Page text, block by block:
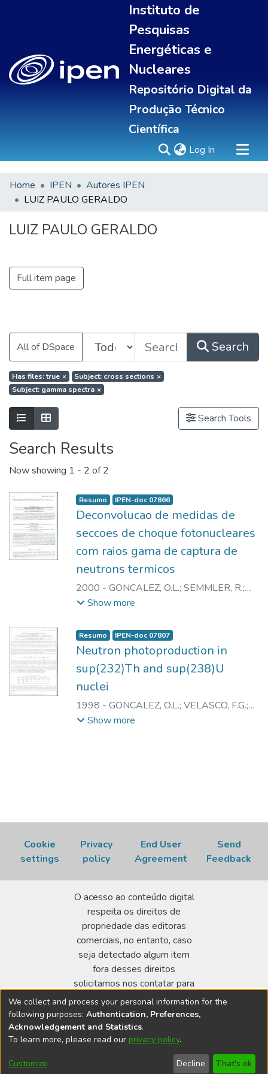
Instituto de
Pesquisas
Energéticas e
Nucleares
Repositório Digital da
Produção Técnico
Científica
Log In (current)
Sobre
All of DSpace
Home IPEN
Autores IPEN
LUIZ PAULO GERALDO
LUIZ PAULO GERALDO
Full item page
All of DSpace Search
Has files: true × Subject: cross sections ×
Subject: gamma spectra ×
Search Tools
Search Results
Now showing 1 - 2 of 2
Resumo IPEN-doc 07866
Deconvolucao de medidas de
seccoes de choque fotonucleares
com raios gama de captura de
neutrons termicos
2000 - GONCALEZ, O.L.; SEMMLER, R.;
GERALDO, L.P.
Show more
Resumo IPEN-doc 07807
Neutron photoproduction in
sup(232)Th and sup(238)U
nuclei
1998 - GONCALEZ, O.L.; VELASCO, F.G.;
MESA HORMAZA, J.
Show more
Cookie
settings
Privacy
policy
End User
Agreement
Send
Feedback
O acesso ao conteúdo digital
respeita os direitos de
propriedade das editoras
comerciais, no entanto, caso
seja detectado algum item
fora desses direitos
solicitamos nos contatar para
realizar a regularização.
Biblioteca Terezine Arantes Ferraz
Av. Lineu Prestes 2242 - Cidade Universitária - CEP:
We collect and process your personal information for the
following purposes: Authentication, Preferences,
Acknowledgement and Statistics.
To learn more, please read our privacy policy.
Customize Decline That's ok